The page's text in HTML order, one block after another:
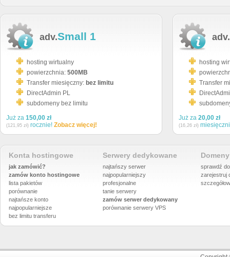
adv.Small 1
hosting wirtualny
powierzchnia: 500MB
Transfer miesięczny: bez limitu
DirectAdmin PL
subdomeny bez limitu
Już za 150,00 zł
(121,95 zł) rocznie! Zobacz więcej!
adv.
hosting
Transfer
Już za 20,00 zł
(16,26 zł)
Konta hostingowe
jak zamówić?
zamów konto hostingowe
lista pakietów
porównanie
najtańsze konto
najpopularniejsze
bez limitu transferu
Serwery dedykowane
najtańszy serwer
najpopularniejszy
profesjonalne
tanie serwery
zamów serwer dedykowany
porównanie serwery VPS
sprawdź
zarejestruj